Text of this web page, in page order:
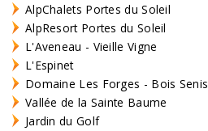
AlpChalets Portes du Soleil
AlpResort Portes du Soleil
L'Aveneau - Vieille Vigne
L'Espinet
Domaine Les Forges - Bois Senis
Vallée de la Sainte Baume
Jardin du Golf